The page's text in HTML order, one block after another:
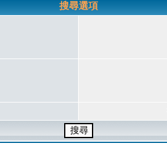
搜尋選項